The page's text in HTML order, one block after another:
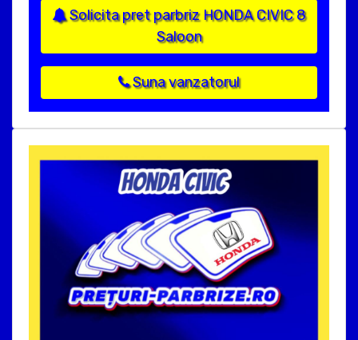
Solicita pret parbriz HONDA CIVIC 8
Saloon
Suna vanzatorul